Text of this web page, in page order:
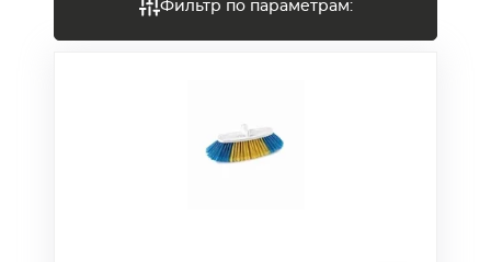
Фильтр по параметрам: